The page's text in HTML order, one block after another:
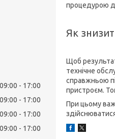
процедурою
Як
Щоб
технічне
справжньою
пристроєм.
При цьому
09:00
17:00
09:00
17:00
09:00
17:00
09:00
17:00